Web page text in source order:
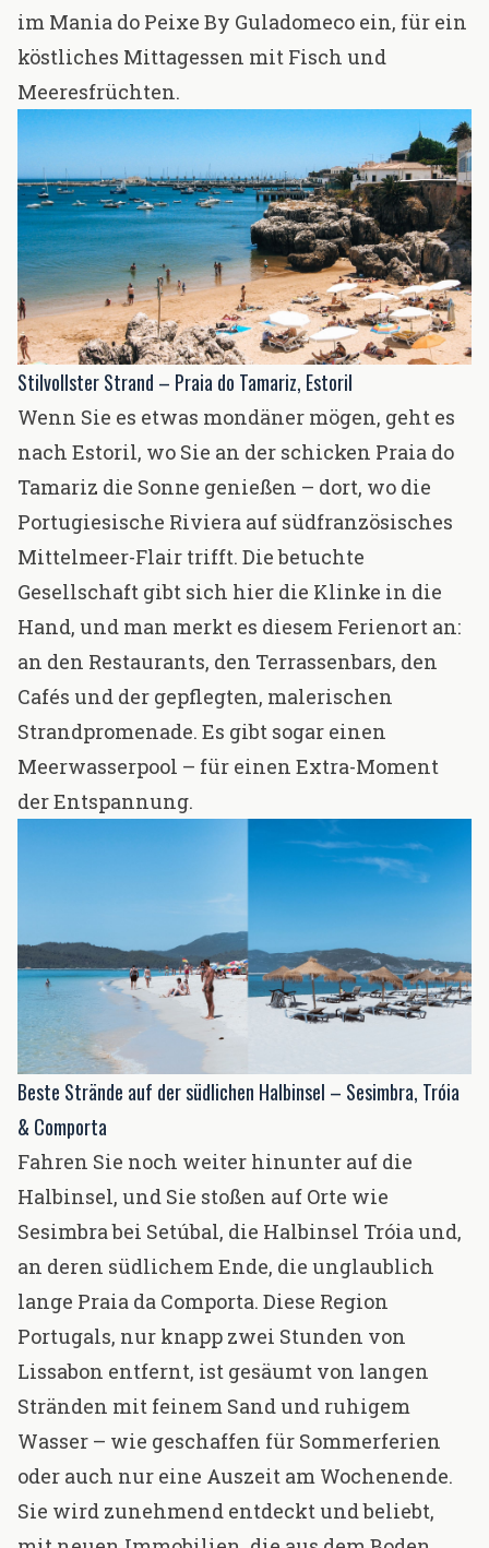
im Mania do Peixe By Guladomeco ein, für ein
köstliches Mittagessen mit Fisch und
Meeresfrüchten.
Stilvollster Strand – Praia do Tamariz, Estoril
Wenn Sie es etwas mondäner mögen, geht es
nach Estoril, wo Sie an der schicken Praia do
Tamariz die Sonne genießen – dort, wo die
Portugiesische Riviera auf südfranzösisches
Mittelmeer-Flair trifft. Die betuchte
Gesellschaft gibt sich hier die Klinke in die
Hand, und man merkt es diesem Ferienort an:
an den Restaurants, den Terrassenbars, den
Cafés und der gepflegten, malerischen
Strandpromenade. Es gibt sogar einen
Meerwasserpool – für einen Extra-Moment
der Entspannung.
Beste Strände auf der südlichen Halbinsel – Sesimbra, Tróia
& Comporta
Fahren Sie noch weiter hinunter auf die
Halbinsel, und Sie stoßen auf Orte wie
Sesimbra bei Setúbal, die Halbinsel Tróia und,
an deren südlichem Ende, die unglaublich
lange Praia da Comporta. Diese Region
Portugals, nur knapp zwei Stunden von
Lissabon entfernt, ist gesäumt von langen
Stränden mit feinem Sand und ruhigem
Wasser – wie geschaffen für Sommerferien
oder auch nur eine Auszeit am Wochenende.
Sie wird zunehmend entdeckt und beliebt,